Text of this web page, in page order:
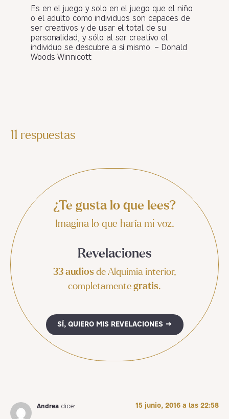
Es en el juego y solo en el juego que el niño
o el adulto como individuos son capaces de
ser creativos y de usar el total de su
personalidad, y sólo al ser creativo el
individuo se descubre a sí mismo. – Donald
Woods Winnicott
11 respuestas
¿Te gusta lo que lees?
Imagina lo que haría mi voz.
Revelaciones
33 audiosde Alquimia interior,
completamente gratis.
SÍ, QUIERO MIS REVELACIONES →
Andrea dice: 15 junio, 2016 a las 22:58